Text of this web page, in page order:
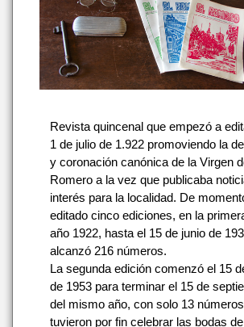
Revista quincenal que empezó a
1 de julio de 1.922 promoviendo la
y coronación canónica de la Virgen
Romero a la vez que publicaba
interés para la localidad. De
editado cinco ediciones, en la
año 1922, hasta el 15 de junio de
alcanzó 216 números.
La segunda edición comenzó el 15
de 1953 para terminar el 15 de
del mismo año, con solo 13
tuvieron por fin celebrar las bodas